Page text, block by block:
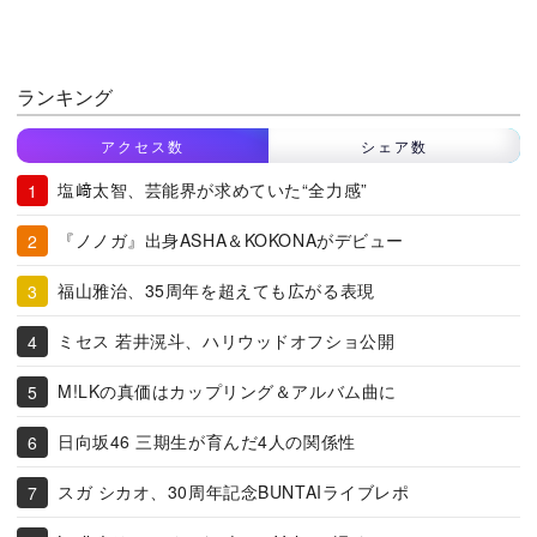
ランキング
アクセス数 シェア数
塩﨑太智、芸能界が求めていた“全力感”
『ノノガ』出身ASHA＆KOKONAがデビュー
福山雅治、35周年を超えても広がる表現
ミセス 若井滉斗、ハリウッドオフショ公開
M!LKの真価はカップリング＆アルバム曲に
日向坂46 三期生が育んだ4人の関係性
スガ シカオ、30周年記念BUNTAIライブレポ